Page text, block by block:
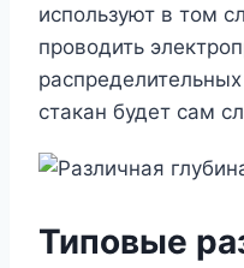
используют в том
проводить
стакан будет сам
Типовые